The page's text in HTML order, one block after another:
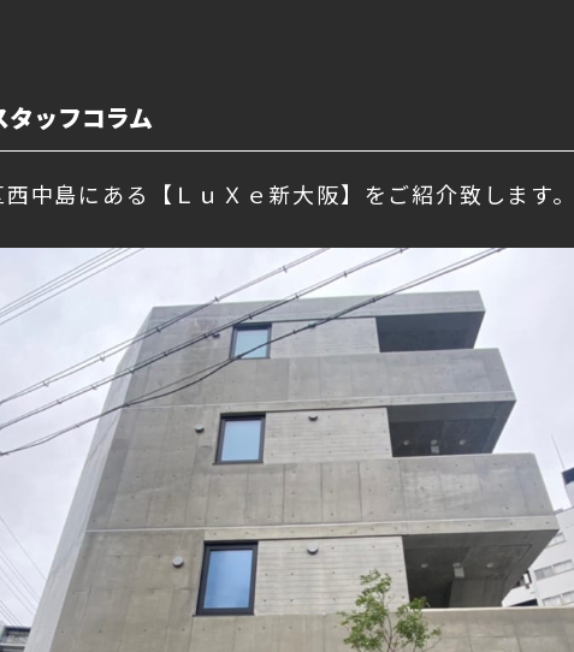
タッフコラム
中島にある【ＬｕＸｅ新大阪】をご紹介致します。